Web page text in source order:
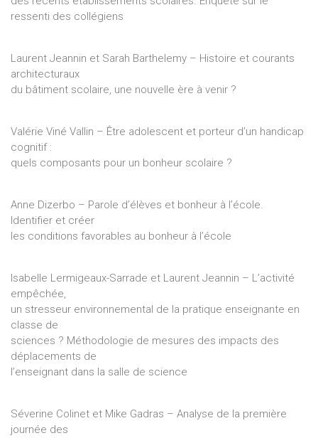
ressenti des collégiens
Laurent Jeannin et Sarah Barthelemy – Histoire et courants
architecturaux
du bâtiment scolaire, une nouvelle ère à venir ?
Valérie Viné Vallin – Être adolescent et porteur d’un handicap
cognitif :
quels composants pour un bonheur scolaire ?
Anne Dizerbo – Parole d’élèves et bonheur à l’école.
Identifier et créer
les conditions favorables au bonheur à l’école
Isabelle Lermigeaux-Sarrade et Laurent Jeannin – L’activité
empêchée,
un stresseur environnemental de la pratique enseignante en
classe de
sciences ? Méthodologie de mesures des impacts des
déplacements de
l’enseignant dans la salle de science
Séverine Colinet et Mike Gadras – Analyse de la première
journée des